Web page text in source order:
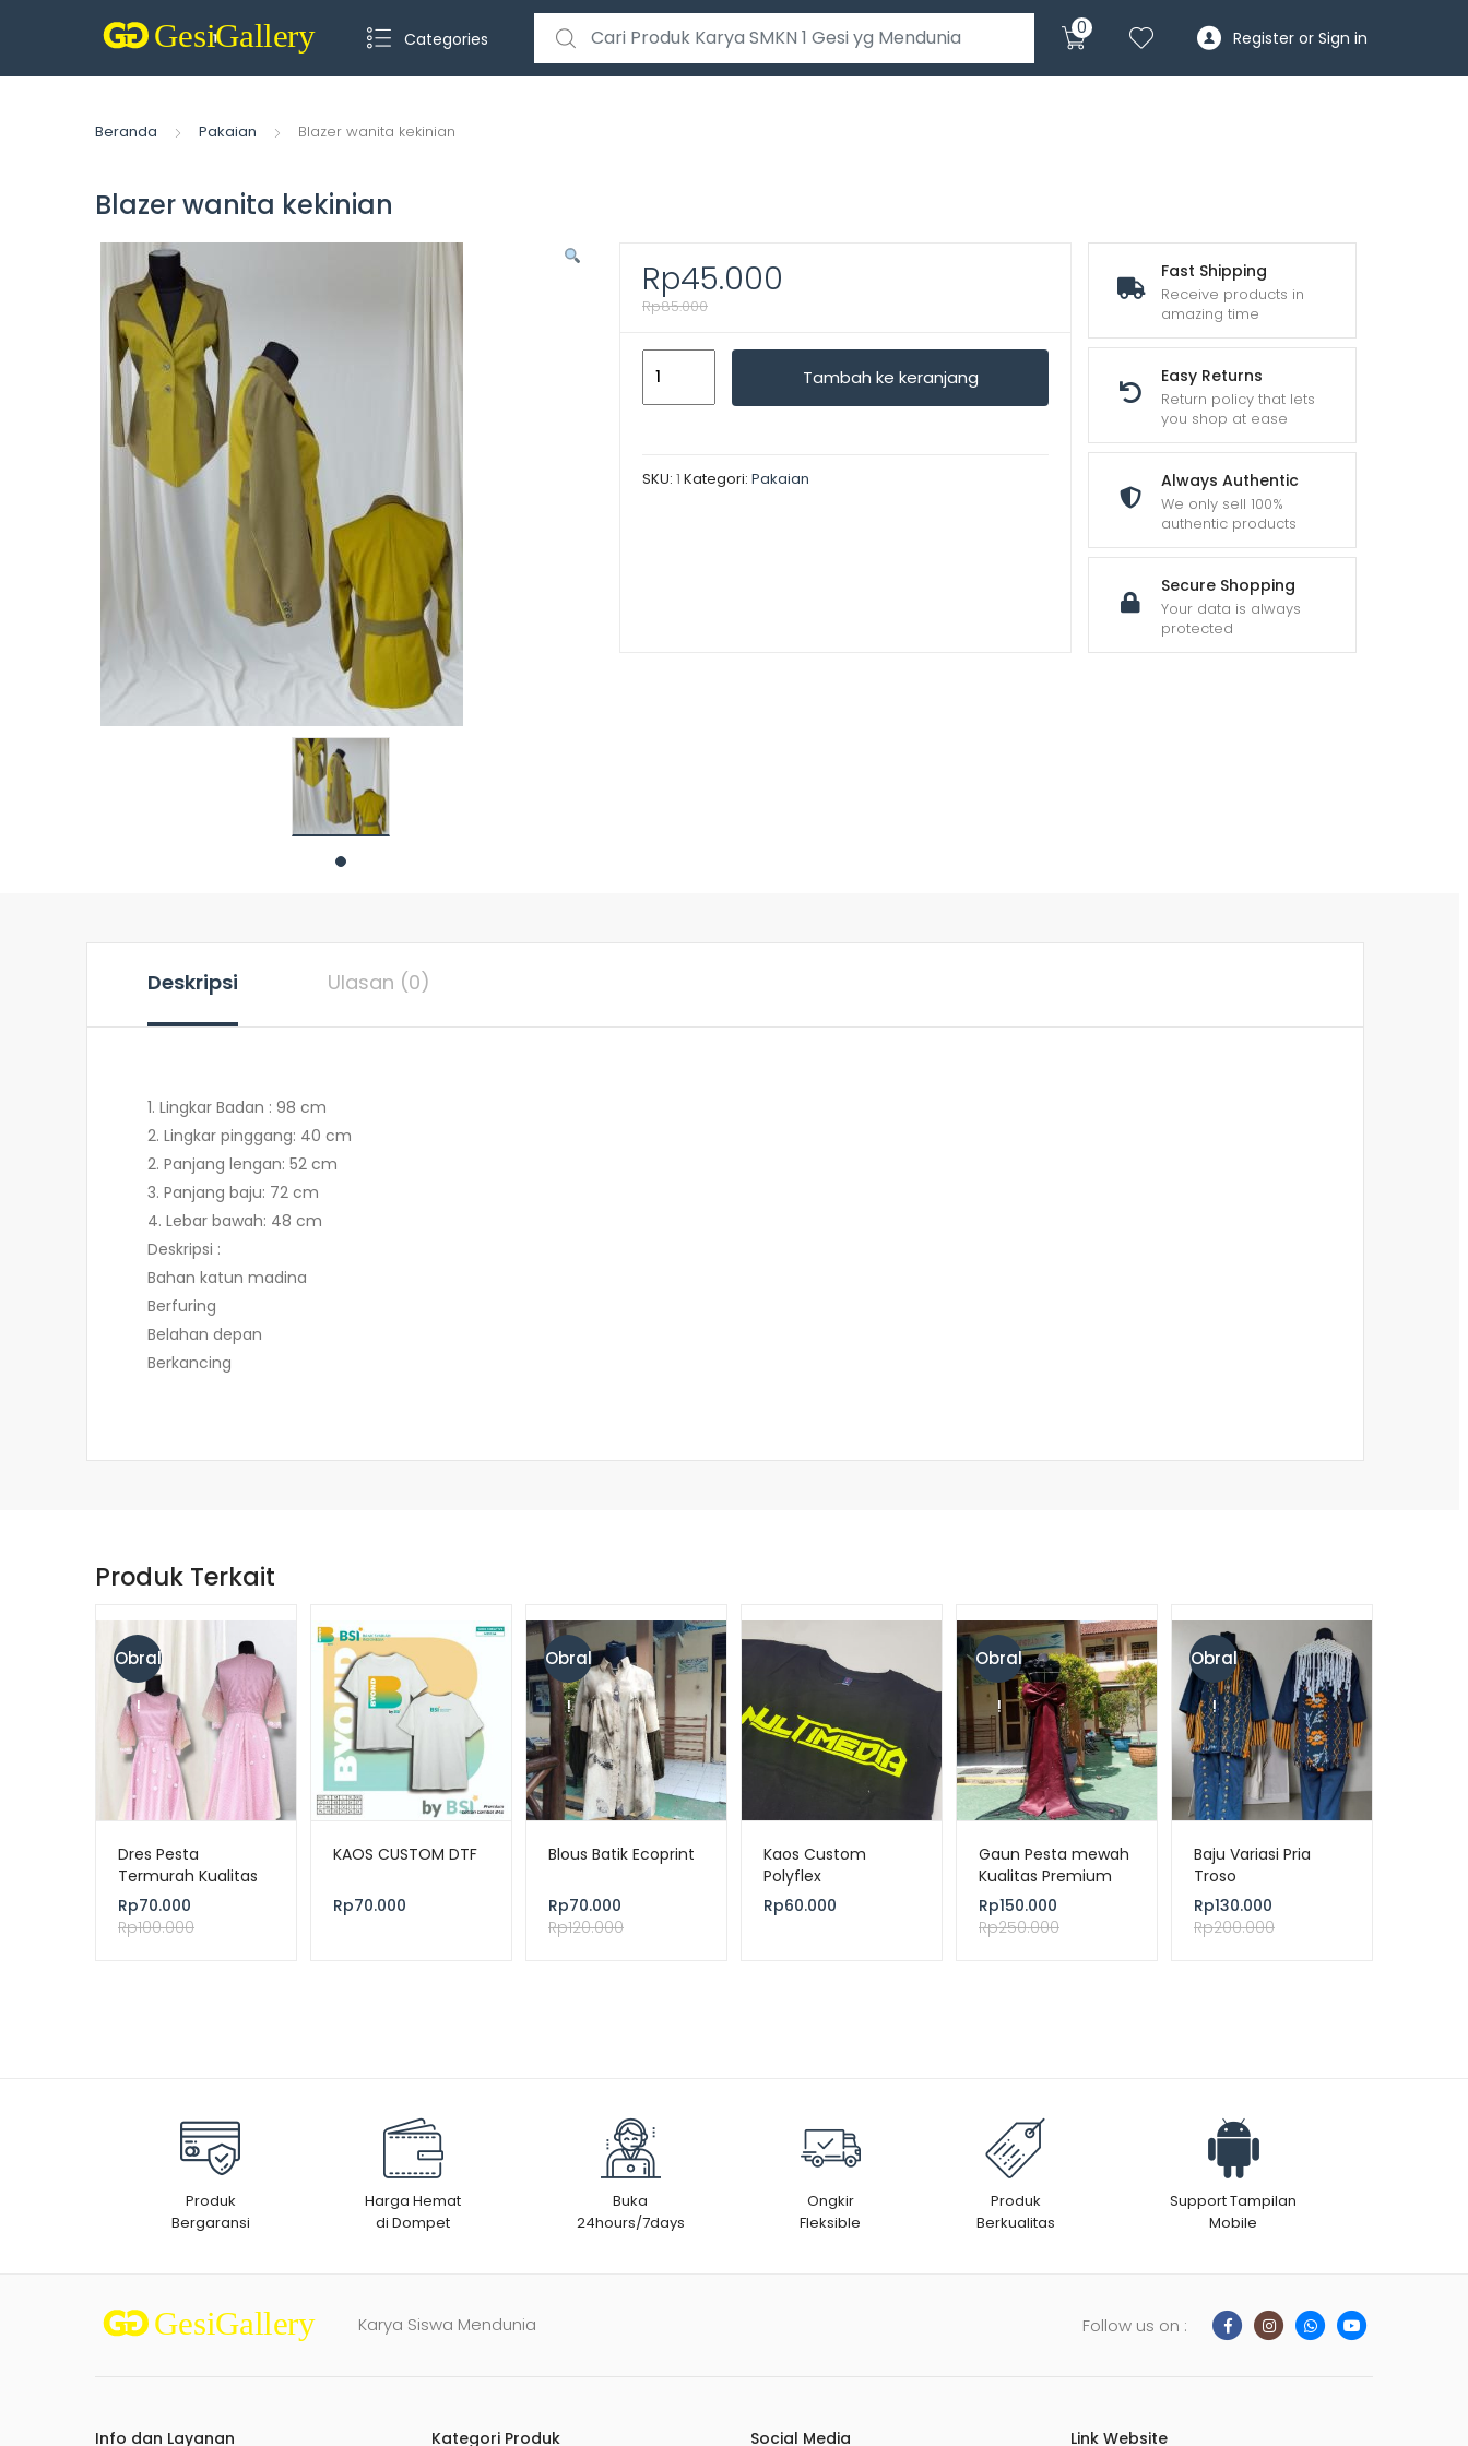
Categories
Search for: 0 Register or Sign in
Beranda Pakaian Blazer wanita kekinian
Blazer wanita kekinian
Fast Shipping
Receive products in
amazing time
Easy Returns
Return policy that lets
you shop at ease
Always Authentic
We only sell 100%
authentic products
Secure Shopping
Your data is always
protected
Rp45.000
Rp85.000
Tambah ke keranjang
SKU: 1 Kategori: Pakaian
Deskripsi Ulasan (0)
1. Lingkar Badan : 98 cm
2. Lingkar pinggang: 40 cm
2. Panjang lengan: 52 cm
3. Panjang baju: 72 cm
4. Lebar bawah: 48 cm
Deskripsi :
Bahan katun madina
Berfuring
Belahan depan
Berkancing
Produk Terkait
Obral
!
Dres Pesta
Termurah Kualitas
Premium Lokal
Rp70.000
Rp100.000
KAOS CUSTOM DTF
Rp70.000
Obral
!
Blous Batik Ecoprint
Rp70.000
Rp120.000
Kaos Custom
Polyflex
Rp60.000
Obral
!
Gaun Pesta mewah
Kualitas Premium
Rp150.000
Rp250.000
Obral
!
Baju Variasi Pria
Troso
Rp130.000
Rp200.000
Produk
Bergaransi
Harga Hemat
di Dompet
Buka
24hours/7days
Ongkir
Fleksible
Produk
Berkualitas
Support Tampilan
Mobile
Karya Siswa Mendunia Follow us on :
Info dan Layanan Kategori Produk Social Media Link Website